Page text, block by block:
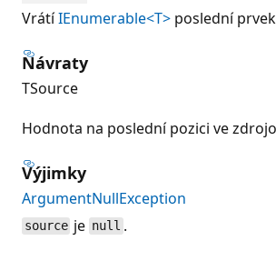
VrátíIEnumerable<T> poslední
Návraty
TSource
Hodnota na poslední pozici ve
Výjimky
ArgumentNullException
source je null .